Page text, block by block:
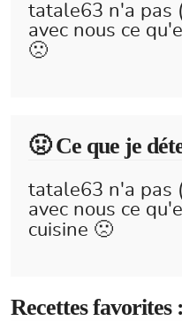
tatale63 n'a pas
avec nous ce
🙁
🤢 Ce que je
tatale63 n'a pas
avec nous ce
cuisine 🙁
Recettes favorites :